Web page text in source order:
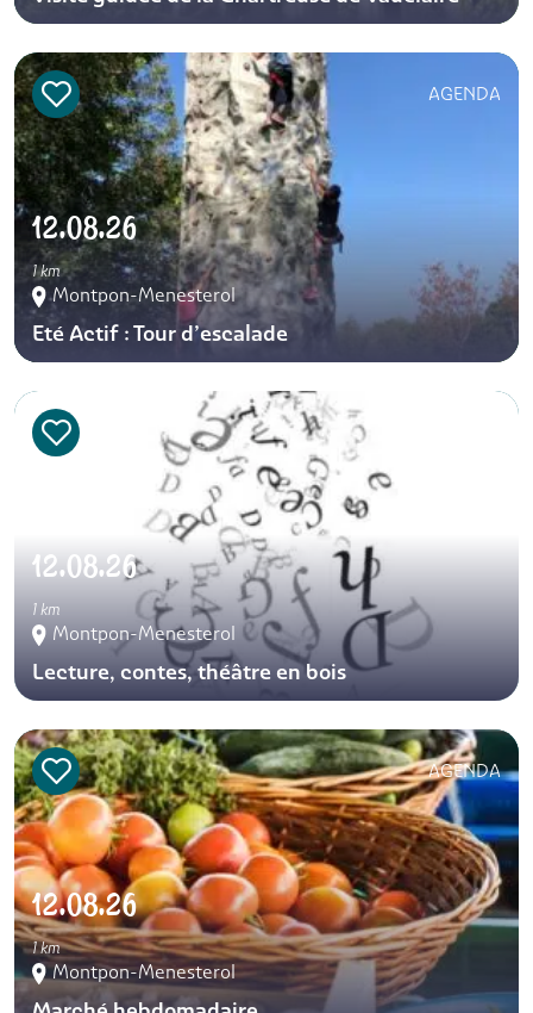
AGENDA
12.08.26
1 km
Montpon-Menesterol
Eté Actif : Tour d’escalade
12.08.26
1 km
Montpon-Menesterol
Lecture, contes, théâtre en bois
AGENDA
12.08.26
1 km
Montpon-Menesterol